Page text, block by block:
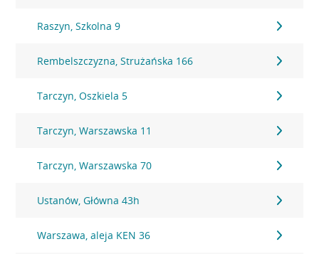
Raszyn, Szkolna 9
Rembelszczyzna, Strużańska 166
Tarczyn, Oszkiela 5
Tarczyn, Warszawska 11
Tarczyn, Warszawska 70
Ustanów, Główna 43h
Warszawa, aleja KEN 36